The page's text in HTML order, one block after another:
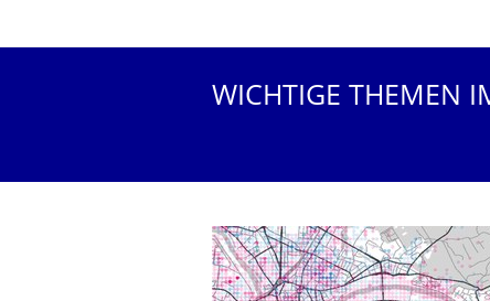
WICHTIGE THEMEN